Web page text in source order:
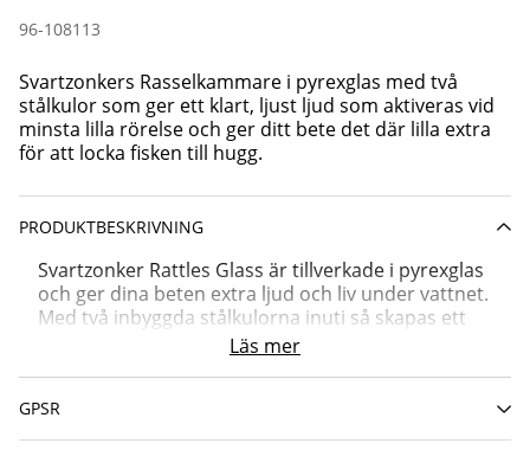
Svartzonkers Rasselkammare i pyrexglas med två
stålkulor som ger ett klart, ljust ljud som aktiveras vid
minsta lilla rörelse och ger ditt bete det där lilla extra
för att locka fisken till hugg.
96-108113
PRODUKTBESKRIVNING
Svartzonker Rattles Glass är tillverkade i pyrexglas
och ger dina beten extra ljud och liv under vattnet.
Med två inbyggda stålkulorna inuti så skapas ett
klart, ljust rassel som triggar nyfikenhet och
Rasselkammaren aktiveras av den minsta rörelse,
Läs mer
GPSR